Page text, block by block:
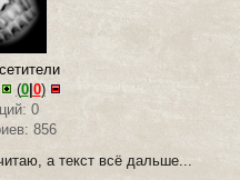
(0|0)
0
856
а текст всё дальше...